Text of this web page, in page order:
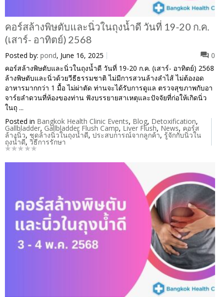
คอร์สล้างพิษตับและนิ่วในถุงน้ำดี วันที่ 19-20 ก.ค.
(เสาร์- อาทิตย์) 2568
Posted by: pond, June 16, 2025
0
คอร์สล้างพิษตับและนิ่วในถุงน้ำดี วันที่ 19-20 ก.ค. (เสาร์- อาทิตย์) 2568
ล้างพิษตับและนิ่วด้วยวีธีธรรมชาติ ไม่มีการสวนล้างลำไส้ ไม่ต้องอด
อาหารมากกว่า 1 มื้อ ไม่ผ่าตัด ท่านจะได้รับการดูแล ตรวจสุขภาพกับอา
จาร์ยลำดวนที่ห้องของท่าน ฟังบรรยายสาเหตุและปัจจัยที่ก่อให้เกิดนิ่ว
ในถุ ...
Posted in Bangkok Health Clinic Events, Blog, Detoxification,
Gallbladder, Gallbladder Flush Camp, Liver Flush, News, คอร์ส
ล้างนิ่ว, ชุดล้างนิ่วในถุงน้ำดี, ประสบการณ์จากลูกค้า, รู้จักกับนิ่วใน
ถุงน้ำดี, วิธีการรักษา